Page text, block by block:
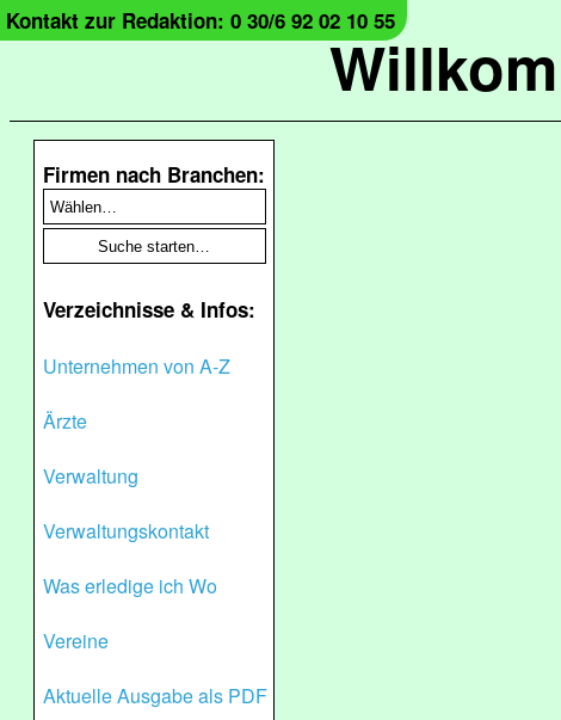
Kontakt zur Redaktion: 0 30/6 92 02 10 55
Firmen nach Branchen:
Verzeichnisse & Infos:
Unternehmen von A-Z
Ärzte
Verwaltung
Verwaltungskontakt
Was erledige ich Wo
Vereine
Aktuelle Ausgabe als PDF